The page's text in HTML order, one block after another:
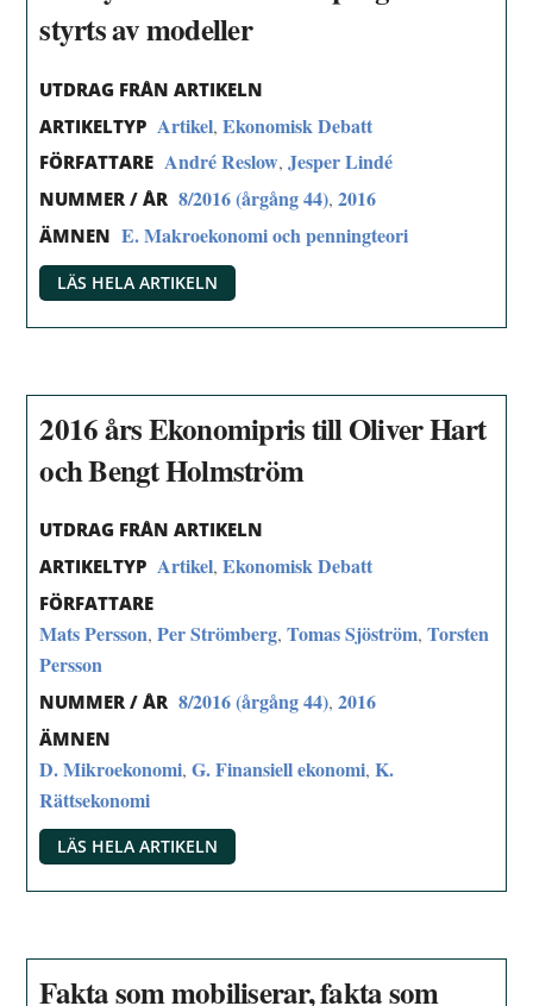
styrts av modeller
UTDRAG FRÅN ARTIKELN
ARTIKELTYP Artikel,Ekonomisk Debatt
FÖRFATTARE André Reslow,Jesper Lindé
NUMMER / ÅR 8/2016 (årgång 44),2016
ÄMNEN E. Makroekonomi och penningteori
LÄS HELA ARTIKELN
2016 års Ekonomipris till Oliver Hart
och Bengt Holmström
UTDRAG FRÅN ARTIKELN
ARTIKELTYP Artikel,Ekonomisk Debatt
FÖRFATTARE
Mats Persson,Per Strömberg,Tomas Sjöström,Torsten
Persson
NUMMER / ÅR 8/2016 (årgång 44),2016
ÄMNEN
D. Mikroekonomi,G. Finansiell ekonomi,K.
Rättsekonomi
LÄS HELA ARTIKELN
Fakta som mobiliserar, fakta som